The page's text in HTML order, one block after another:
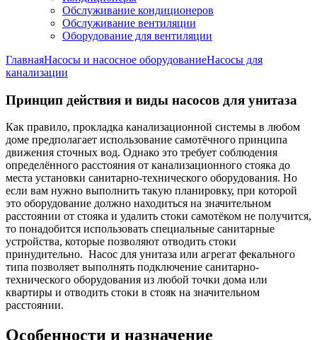
Обслуживание кондиционеров
Обслуживание вентиляции
Оборудование для вентиляции
ГлавнаяНасосы и насосное оборудованиеНасосы для
канализации
Принцип действия и виды насосов для унитаза
Как правило, прокладка канализационной системы в любом
доме предполагает использование самотёчного принципа
движения сточных вод. Однако это требует соблюдения
определённого расстояния от канализационного стояка до
места установки санитарно-технического оборудования. Но
если вам нужно выполнить такую планировку, при которой
это оборудование должно находиться на значительном
расстоянии от стояка и удалить стоки самотёком не получится,
то понадобится использовать специальные санитарные
устройства, которые позволяют отводить стоки
принудительно. Насос для унитаза или агрегат фекального
типа позволяет выполнять подключение санитарно-
технического оборудования из любой точки дома или
квартиры и отводить стоки в стояк на значительном
расстоянии.
Особенности и назначение